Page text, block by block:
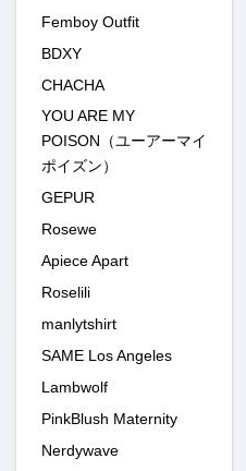
Femboy Outfit
BDXY
CHACHA
YOU ARE MY
POISON（ユーアーマイ
ポイズン）
GEPUR
Rosewe
Apiece Apart
Roselili
manlytshirt
SAME Los Angeles
Lambwolf
PinkBlush Maternity
Nerdywave